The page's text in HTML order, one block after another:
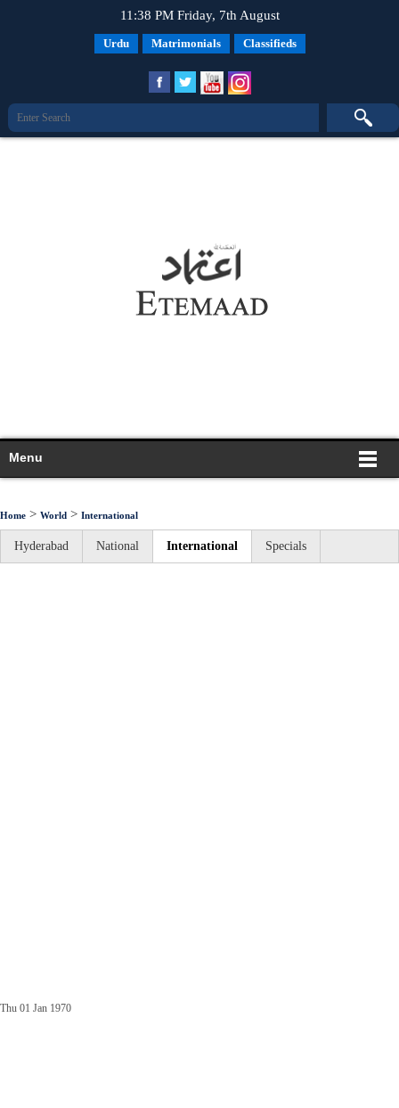
11:38 PM Friday, 7th August
Urdu Matrimonials Classifieds
Menu
Home > World > International
Hyderabad National International Specials
Thu 01 Jan 1970